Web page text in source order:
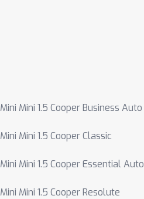
Mini Mini 1.5 Cooper Business Auto
Mini Mini 1.5 Cooper Classic
Mini Mini 1.5 Cooper Essential Auto
Mini Mini 1.5 Cooper Resolute